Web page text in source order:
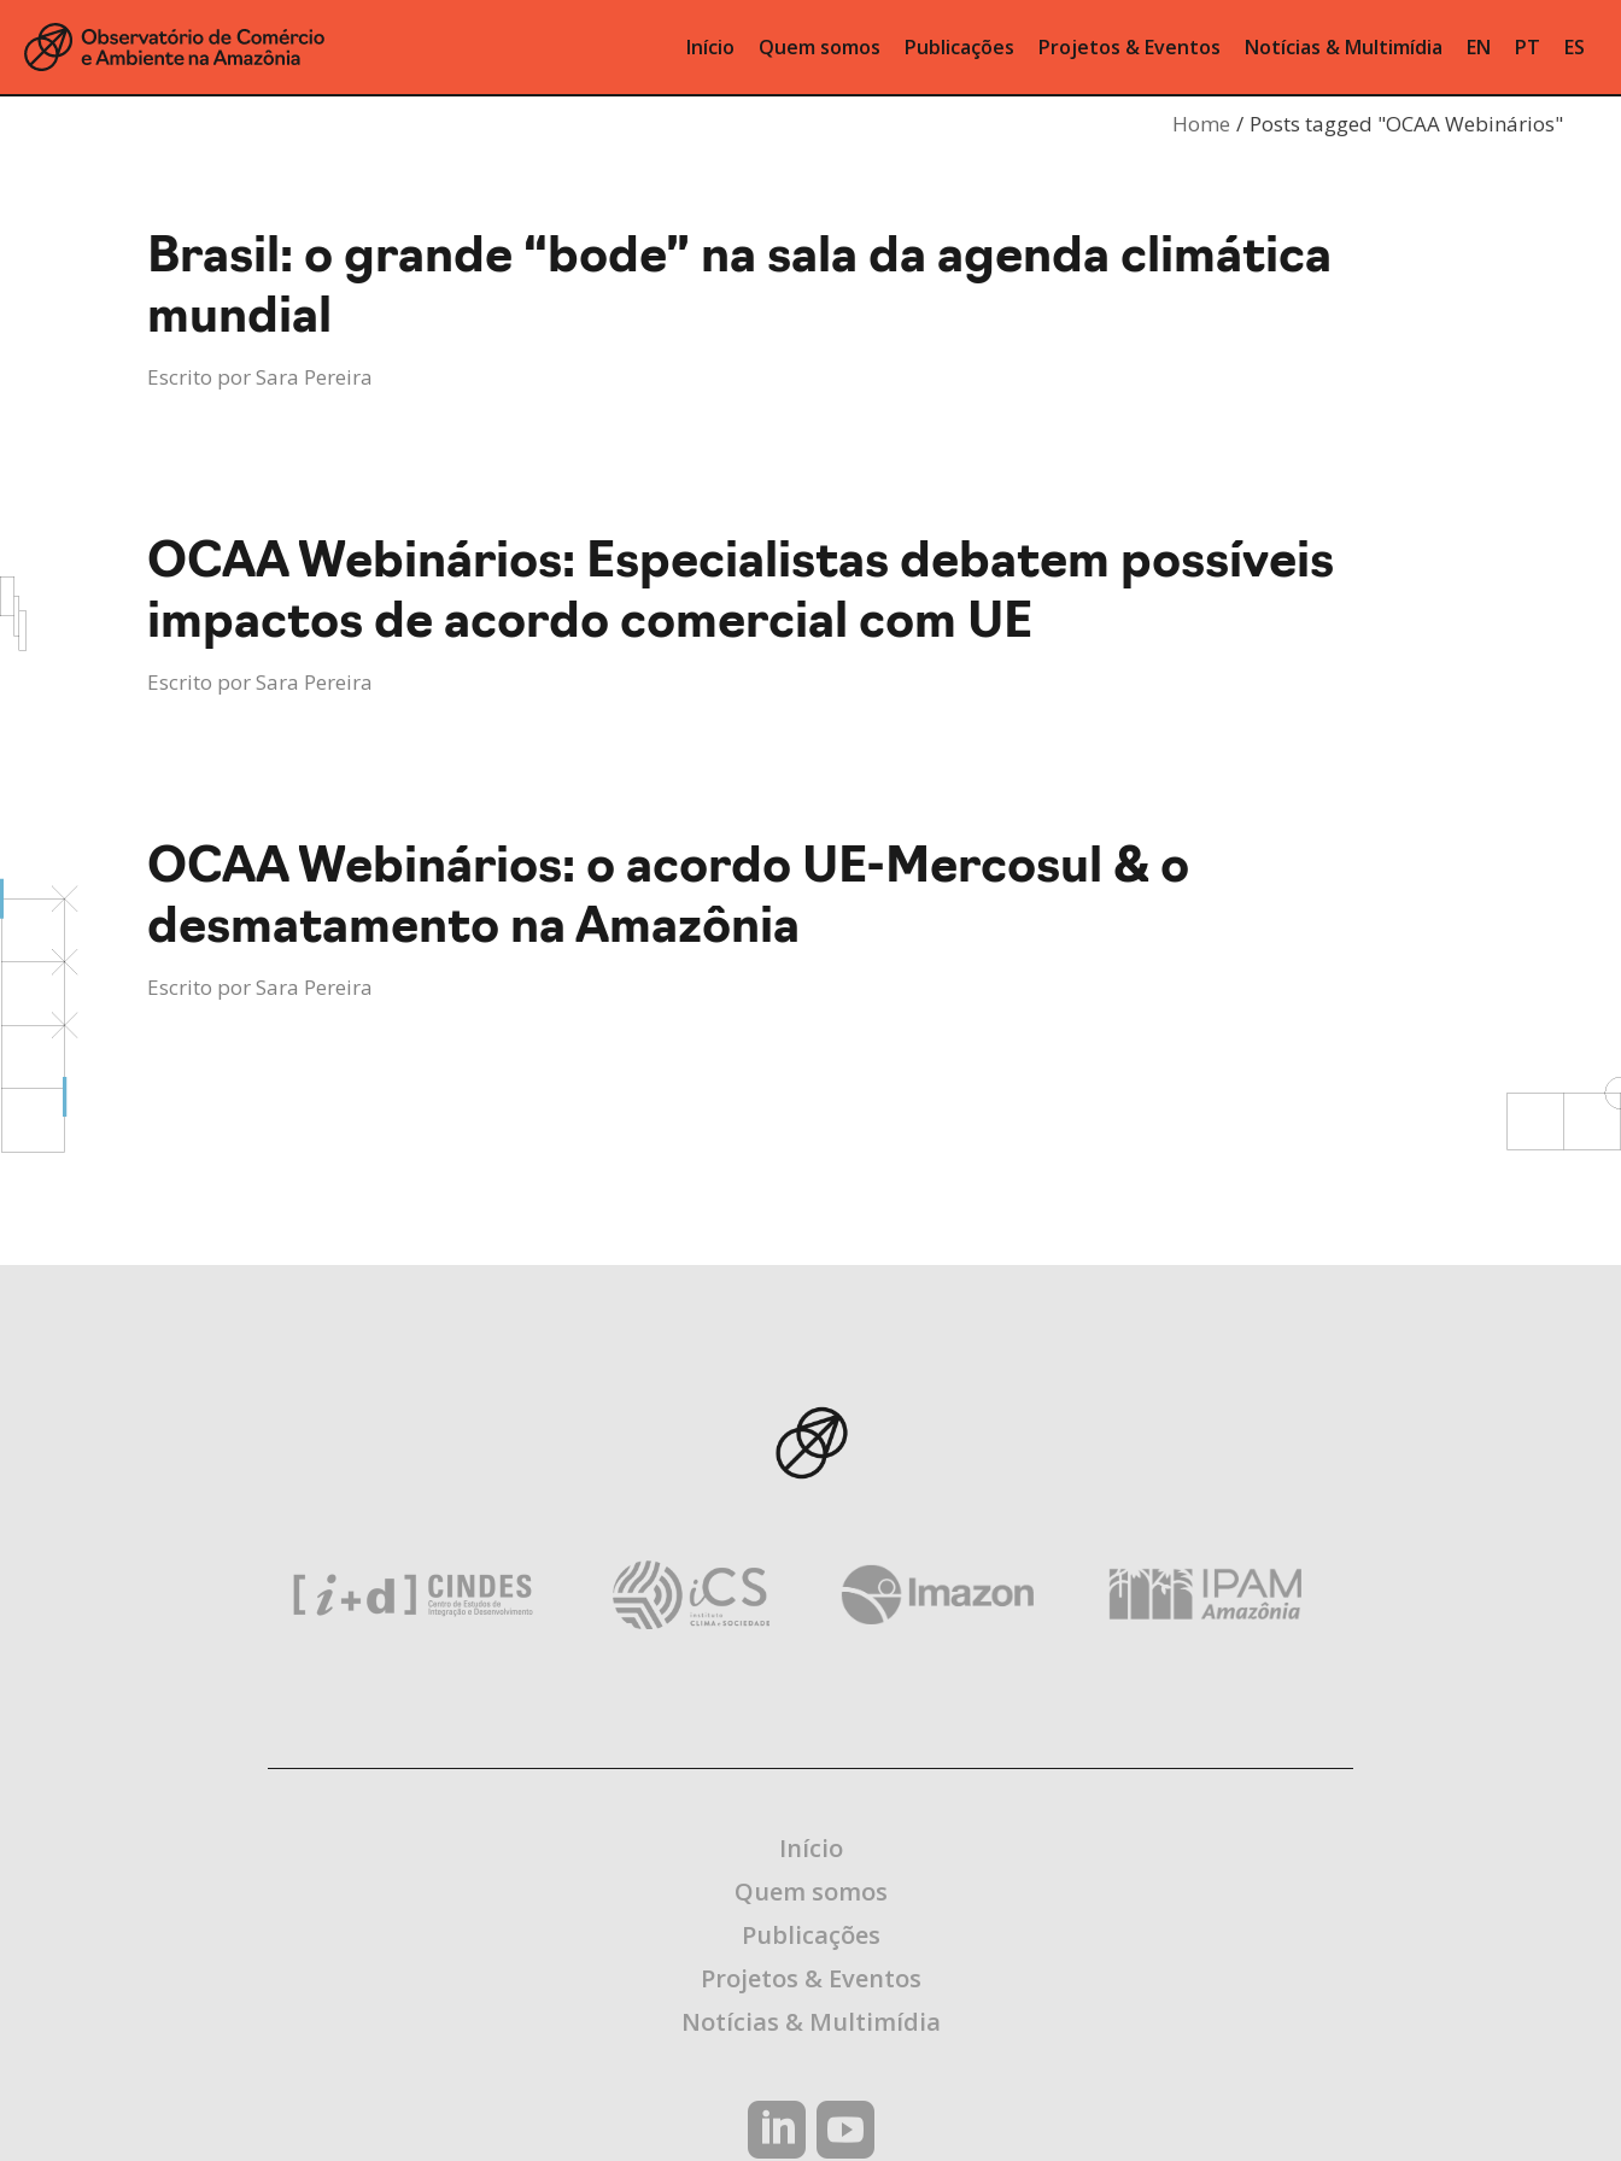
Início Quem somos Publicações Projetos & Eventos Notícias & Multimídia EN PT ES
Home Posts tagged "OCAA Webinários"
Brasil: o grande “bode” na sala da agenda climática
mundial
Escrito porSara Pereira
OCAA Webinários: Especialistas debatem possíveis
impactos de acordo comercial com UE
Escrito porSara Pereira
OCAA Webinários: o acordo UE-Mercosul & o
desmatamento na Amazônia
Escrito porSara Pereira
Início
Quem somos
Publicações
Projetos & Eventos
Notícias & Multimídia